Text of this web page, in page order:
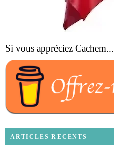
Si vous appréciez Cachem...
ARTICLES RECENTS